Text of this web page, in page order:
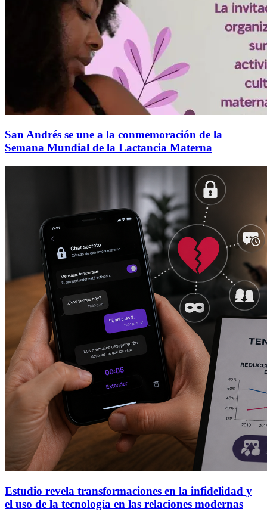
San Andrés se une a la conmemoración de la
Semana Mundial de la Lactancia Materna
Estudio revela transformaciones en la infidelidad y
el uso de la tecnología en las relaciones modernas